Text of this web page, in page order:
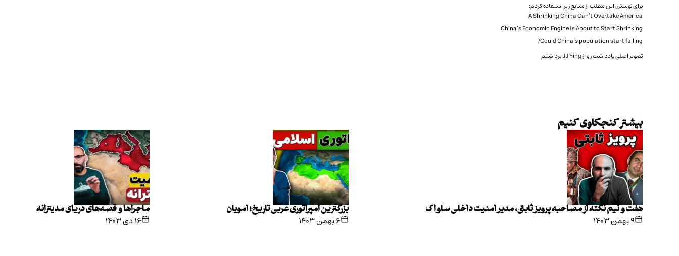
برای نوشتن این مطلب از منابع زیر استفاده کردم:
A Shrinking China Can’t Overtake America
China’s Economic Engine Is About to Start Shrinking
Could China’s population start falling?
تصویر اصلی یادداشت رو از
برداشتم
بیشتر کنجکاوی کنیم
هفت و نیم نکته از مصاحبه پرویز ثابتی، مدیر امنیت داخلی ساواک
۹ بهمن ۱۴۰۳
بزرگترین امپراتوری عربی تاریخ؛ امویان
۶ بهمن ۱۴۰۳
ماجراها و قصه‌های دریای مدیترانه
۱۶ دی ۱۴۰۳